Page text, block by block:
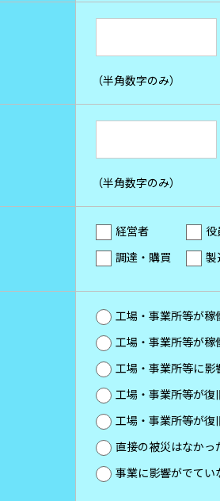
（半角数字のみ）
（半角数字のみ）
経営者 役
調達・購買
製
工場・事業所等が稼
工場・事業所等が稼
工場・事業所等に影
工場・事業所等が復
工場・事業所等が復
直接の被災はなかっ
事業に影響がでてい